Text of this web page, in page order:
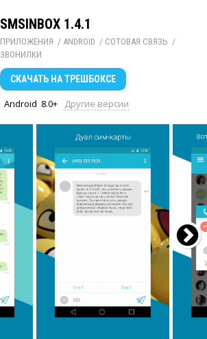
SMSINBOX 1.4.1
ПРИЛОЖЕНИЯ / ANDROID / СОТОВАЯ СВЯЗЬ /
ЗВОНИЛКИ
СКАЧАТЬ НА ТРЕШБОКСЕ
Android 8.0+ Другие версии